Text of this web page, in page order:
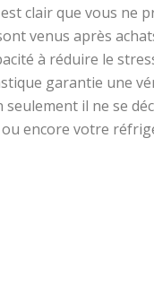
clair que vous ne
venus après
à réduire le
garantie une
il ne se
ou encore votre